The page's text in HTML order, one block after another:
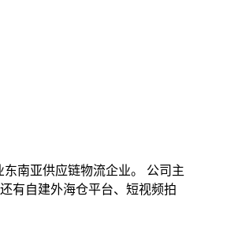
南亚供应链物流企业。 公司主
有自建外海仓平台、短视频拍